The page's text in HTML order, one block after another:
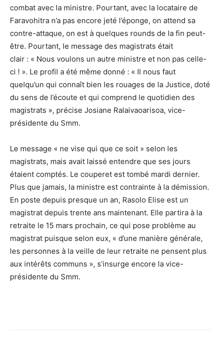
combat avec la ministre. Pourtant, avec la locataire de
Faravohitra n’a pas encore jeté l’éponge, on attend sa
contre-attaque, on est à quelques rounds de la fin peut-
être. Pourtant, le message des magistrats était
clair : « Nous voulons un autre ministre et non pas celle-
ci ! ». Le profil a été même donné : « Il nous faut
quelqu’un qui connaît bien les rouages de la Justice, doté
du sens de l’écoute et qui comprend le quotidien des
magistrats », précise Josiane Ralaivaoarisoa, vice-
présidente du Smm.
Le message « ne vise qui que ce soit » selon les
magistrats, mais avait laissé entendre que ses jours
étaient comptés. Le couperet est tombé mardi dernier.
Plus que jamais, la ministre est contrainte à la démission.
En poste depuis presque un an, Rasolo Elise est un
magistrat depuis trente ans maintenant. Elle partira à la
retraite le 15 mars prochain, ce qui pose problème au
magistrat puisque selon eux, « d’une manière générale,
les personnes à la veille de leur retraite ne pensent plus
aux intérêts communs », s’insurge encore la vice-
présidente du Smm.